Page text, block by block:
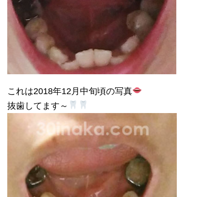
これは2018年12月中旬頃の写真
抜歯してます～